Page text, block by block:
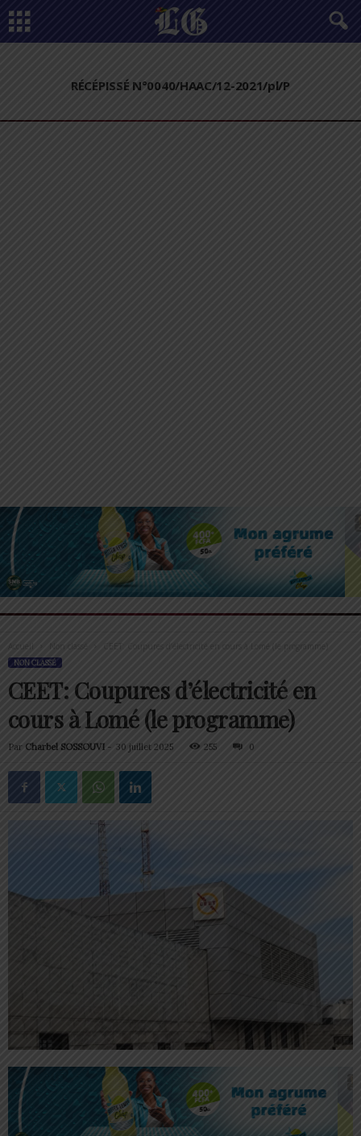
RÉCÉPISSÉ N°0040/HAAC/12-2021/pl/P
Accueil CEET: Coupures d’électricité en cours à Lomé (le programme)
NON CLASSÉ
CEET: Coupures d’électricité en
cours à Lomé (le programme)
Par Charbel SOSSOUVI - 30 juillet 2025 255 0